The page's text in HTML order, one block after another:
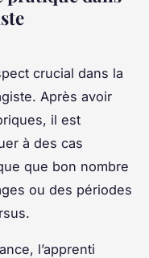
crucial dans la
. Après avoir
il est
à des cas
que bon nombre
ou des périodes
l’apprenti